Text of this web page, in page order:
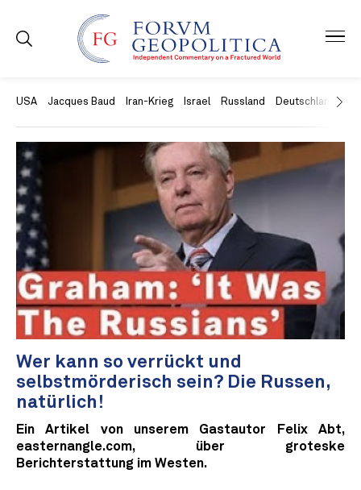
USA Jacques Baud Iran-Krieg Israel Russland Deutschland
Wer kann so verrückt und
selbstmörderisch sein? Die Russen,
natürlich!
Ein Artikel von unserem Gastautor Felix Abt,
easternangle.com, über groteske
Berichterstattung im Westen.